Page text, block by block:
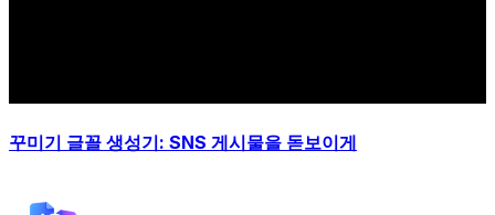
꾸미기 글꼴 생성기: SNS 게시물을 돋보이게